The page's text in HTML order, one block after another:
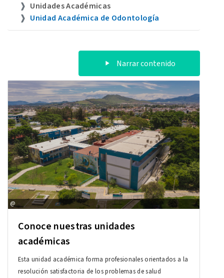
Unidades Académicas
Unidad Académica de Odontología
Narrar contenido
@
Conoce nuestras unidades
académicas
Esta unidad académica forma profesionales orientados a la
resolución satisfactoria de los problemas de salud